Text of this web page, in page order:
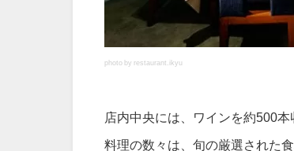
photo by restaurant.ikyu
店内中央には、ワインを約500
料理の数々は、旬の厳選された